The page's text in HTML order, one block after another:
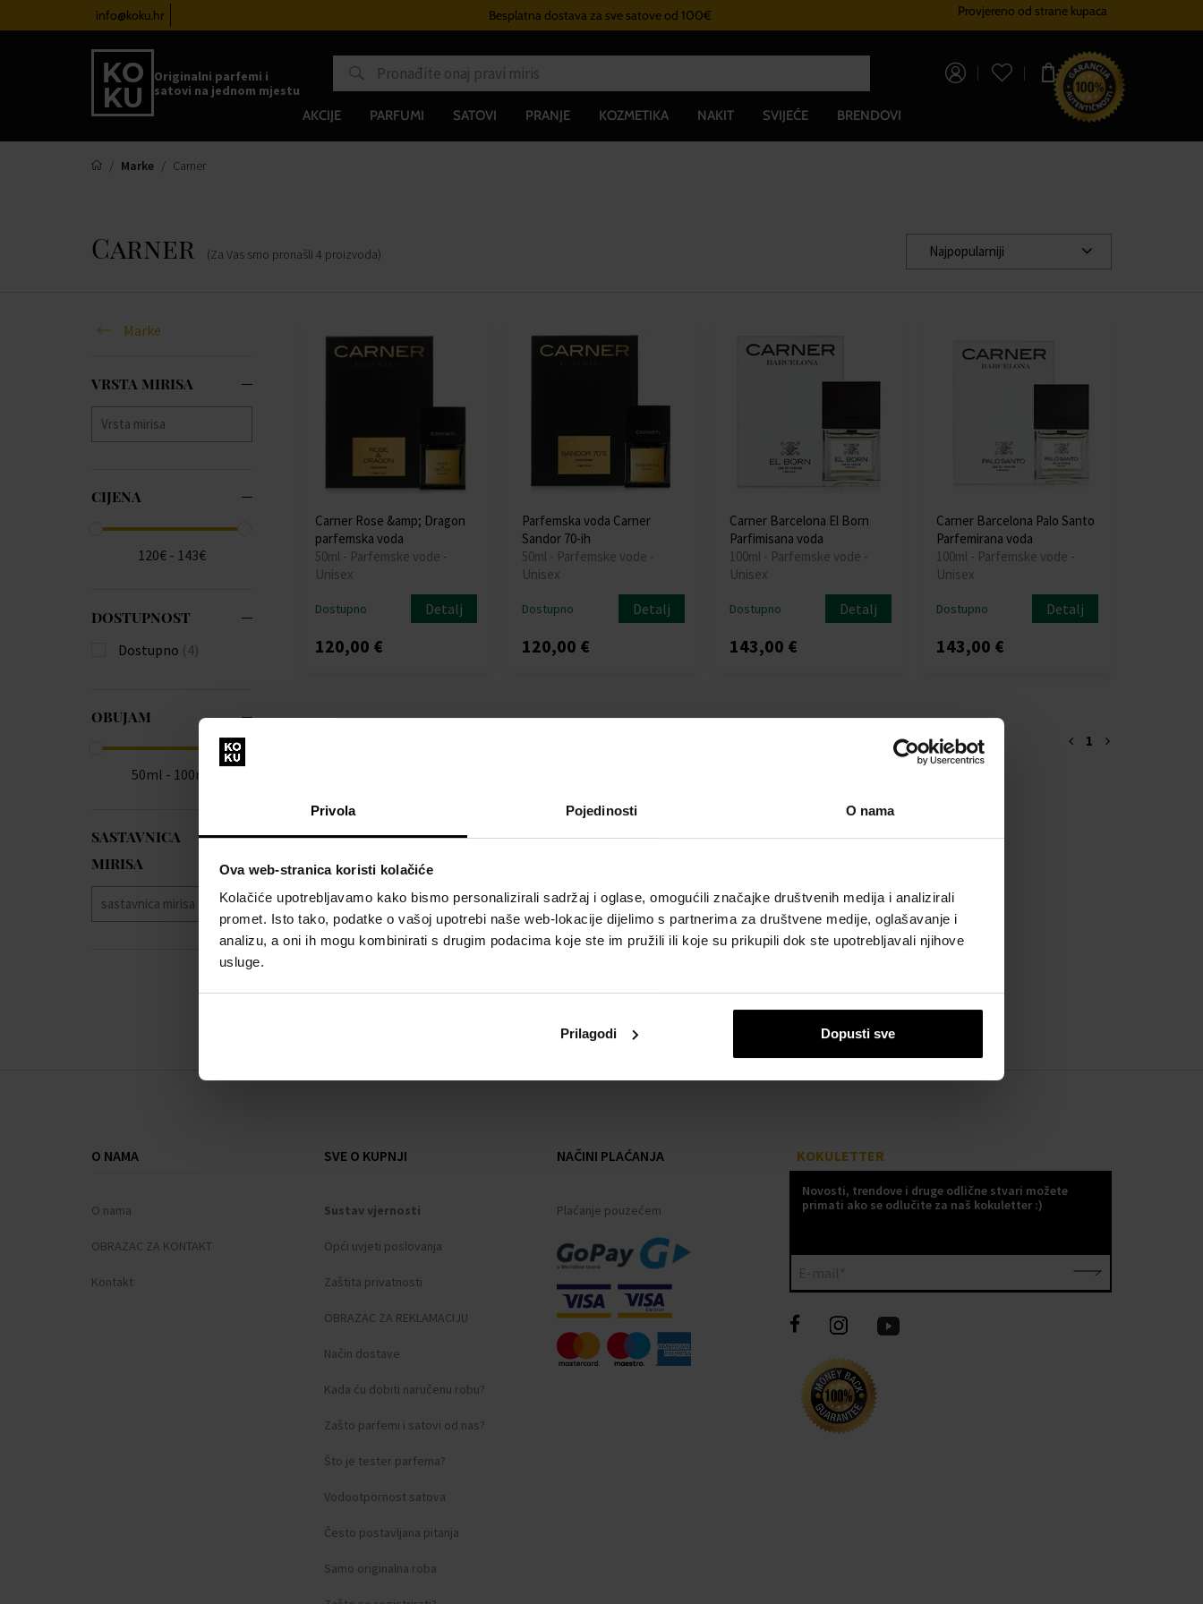
Privola Pojedinosti O nama
Ova web-stranica koristi kolačiće
Kolačiće upotrebljavamo kako bismo personalizirali sadržaj i oglase, omogućili značajke društvenih medija i analizirali
promet. Isto tako, podatke o vašoj upotrebi naše web-lokacije dijelimo s partnerima za društvene medije, oglašavanje i
analizu, a oni ih mogu kombinirati s drugim podacima koje ste im pružili ili koje su prikupili dok ste upotrebljavali njihove
usluge.
Prilagodi Dopusti sve
info@koku.hr Besplatna dostava za sve satove od 100€ Sustav vjernostiProvjereno od strane kupaca
Originalni parfemi i
satovi na jednom mjestu
0,00 €
AKCIJE PARFUMI SATOVI PRANJE KOZMETIKA NAKIT SVIJEĆE BRENDOVI
Marke Carner
Carner (Za Vas smo pronašli 4 proizvoda) Najpopularniji
Marke
VRSTA MIRISA
CIJENA
120€ - 143€
DOSTUPNOST
Dostupno (4)
OBUJAM
50ml - 100ml
SASTAVNICA
MIRISA
Carner Rose &amp; Dragon
parfemska voda
50ml - Parfemske vode -
Unisex
Dostupno Detalj
120,00 €
Parfemska voda Carner
Sandor 70-ih
50ml - Parfemske vode -
Unisex
Dostupno Detalj
120,00 €
Carner Barcelona El Born
Parfimisana voda
100ml - Parfemske vode -
Unisex
Dostupno Detalj
143,00 €
Carner Barcelona Palo Santo
Parfemirana voda
100ml - Parfemske vode -
Unisex
Dostupno Detalj
143,00 €
1
O NAMA
O nama
OBRAZAC ZA KONTAKT
Kontakt
SVE O KUPNJI
Sustav vjernosti
Opći uvjeti poslovanja
Zaštita privatnosti
OBRAZAC ZA REKLAMACIJU
Način dostave
Kada ću dobiti naručenu robu?
Zašto parfemi i satovi od nas?
Što je tester parfema?
Vodootpornost satova
Često postavljana pitanja
Samo originalna roba
NAČINI PLAĆANJA
Plaćanje pouzećem
KOKULETTER
Novosti, trendove i druge odlične stvari možete
primati ako se odlučite za naš kokuletter :)